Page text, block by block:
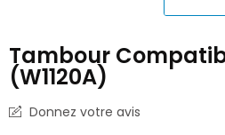
Tambour
(W1120A)
Donnez votre avis